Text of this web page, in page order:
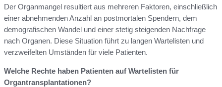
Der Organmangel resultiert aus mehreren Faktoren, einschließlich
einer abnehmenden Anzahl an postmortalen Spendern, dem
demografischen Wandel und einer stetig steigenden Nachfrage
nach Organen. Diese Situation führt zu langen Wartelisten und
verzweifelten Umständen für viele Patienten.
Welche Rechte haben Patienten auf Wartelisten für
Organtransplantationen?